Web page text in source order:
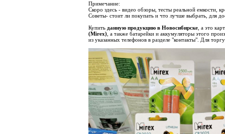
Примечание:
Скоро здесь - видео обзоры, тесты реальной емкости,
Советы- стоит ли покупать и что лучше выбрать, для
Купить данную продукцию в Новосибирске , а это
(Mirex) , а также батарейки и аккумуляторы этого
из указанных телефонов в разделе "контакты". Для